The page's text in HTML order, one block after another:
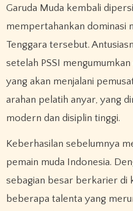
Garuda Muda kembali
mempertahankan dominasi
Tenggara tersebut.
setelah PSSI
yang akan menjalani
arahan pelatih anyar, yang
modern dan disiplin tinggi.
Keberhasilan sebelumnya
pemain muda Indonesia.
sebagian besar berkarier di
beberapa talenta yang